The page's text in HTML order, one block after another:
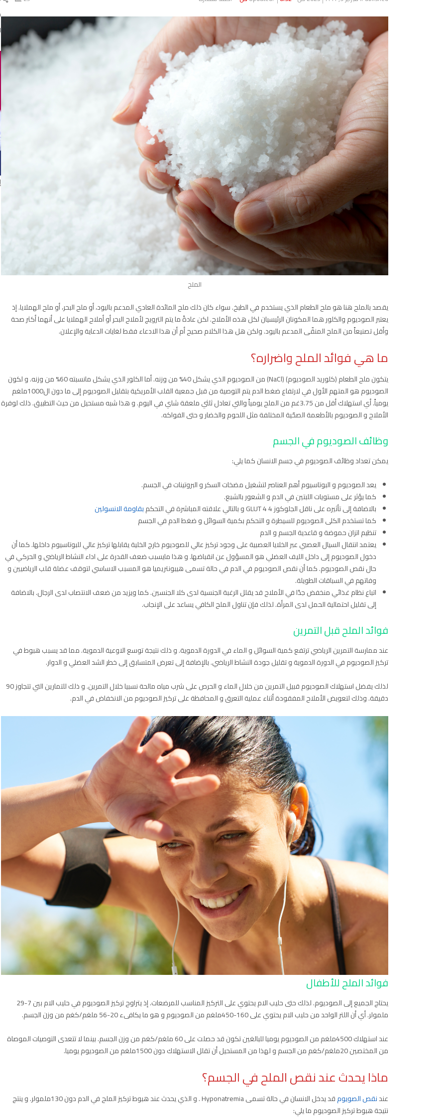
الملح
يقصد بالملح هنا هو ملح الطعام الذي يستخدم في الطبخ. سواء كان ذلك ملح المائدة العادي المدعم باليود، أو ملح البحر، أو ملح الهملايا. إذ
يعتبر الصوديوم والكلور هما المكونان الرئيسيان لكل هذه الأملاح. لكن عادةً ما يتم الترويج لأملاح البحر أو أملاح الهملايا على أنهما أكثر صحة
وأقل تصنيعاً من الملح المنقّى المدعم باليود. ولكن هل هذا الكلام صحيح أم أن هذا الادعاء فقط لغايات الدعاية والإعلان.
ما هي فوائد الملح واضراره؟
يتكون ملح الطعام (كلوريد الصوديوم) (NaCl) من الصوديوم الذي يشكل 40% من وزنه. أما الكلور الذي يشكل مانسبته 60% من وزنه. و لكون
الصوديوم هو المتهم الأول في لارتفاع ضغط الدم يتم التوصية من قبل جمعية القلب الأمريكية بتقليل الصوديوم إلى ما دون ال1000ملغم
يومياً. أي استهلاك أقل من 3.75غم من الملح يومياً والتي تعادل ثلثي ملعقة شاي في اليوم. و هذا شبه مستحيل من حيث التطبيق. ذلك لوفرة
الأملاح و الصوديوم بالأطعمة الصحّية المختلفة مثل اللحوم والخضار و حتى الفواكه.
وظائف الصوديوم في الجسم
يمكن تعداد وظائف الصوديوم في جسم الانسان كما يلي:
يعد الصوديوم و البوتاسيوم أهم العناصر لتشغيل مضخات السكر و البروتينات في الجسم.
كما يؤثر على مستويات اللبتين في الدم و الشعور بالشبع.
بالاضافة إلى تأثيره على ناقل الجلوكوز 4 GLUT 4 و بالتالي علاقته المباشرة في التحكم
بقاومة الانسولين
كما تستخدم الكلى الصوديوم للسيطرة و التحكم بكمية السوائل و ضغط الدم في الجسم
تنظيم اتزان حموضة و قاعدية الجسم و الدم
يعتمد انتقال السيال العصبي عبر الخلايا العصبية على وجود تركيز عالي للصوديوم خارج الخلية يقابلها تركيز عالي للبوتاسيوم داخلها. كما أن
دخول الصوديوم إلى داخل الليف العضلي هو المسؤول عن انقباضها. و هذا مايسبب ضعف القدرة على اداء النشاط الرياضي و الحركي في
حال نقص الصوديوم. كما أن نقص الصوديوم في الدم في حالة تسمى هيبونتريميا هو المسبب الاساسي لتوقف عضلة قلب الرياضيين و
وفاتهم في السباقات الطويلة.
اتباع نظام غذائي منخفض جدًا في الأملاح قد يقلل الرغبة الجنسية لدى كلا الجنسين. كما ويزيد من ضعف الانتصاب لدى الرجال. بالاضافة
إلى تقليل احتمالية الحمل لدى المرأة. لذلك فإن تناول الملح الكافي يساعد على الإنجاب.
فوائد الملح قبل التمرين
عند ممارسة التمرين الرياضي ترتفع كمية السوائل و الماء في الدورة الدموية. و ذلك نتيجة توسع الاوعية الدموية. مما قد يسبب هبوط في
تركيز الصوديوم في الدورة الدموية و تقليل جودة النشاط الرياضي. بالإضافة إلى تعرض المتسابق إلى خطر الشد العضلي و الدوار.
لذلك يفضل استهلاك الصوديوم قبيل التمرين من خلال الماء و الحرص على شرب مياه مالحة نسبيا خلال التمرين. و ذلك للتمارين التي تتجاوز 90
دقيقة. وذلك لتعويض الأملاح المفقودة أثناء عملية التعرق و المحافظة على تركيز الصوديوم من الانخفاض في الدم.
فوائد الملح للأطفال
يحتاج الجميع إلى الصوديوم. لذلك حتى حليب الام يحتوي على التركيز المناسب للمرضعات. إذ يتراوح تركيز الصوديوم في حليب الام بين 7-29
ملمولر. أي أن اللتر الواحد من حليب الام يحتوي على 160-450ملغم من الصوديوم و هو ما يكافىء 20-56 ملغم/كغم من وزن الجسم.
عند استهلاك 4500ملغم من الصوديوم يوميا للبالغين تكون قد حصلت على 60 ملغم/كغم من وزن الجسم. بينما لا تتعدى التوصيات الموصاة
من المختصين 20ملغم/كغم من الجسم و لهذا من المستحيل أن تقلل الاستهلاك دون 1500ملغم من الصوديوم يوميا.
ماذا يحدث عند نقص الملح في الجسم؟
عندنقص الصويوم
قد يدخل الانسان في حالة تسمى Hyponatremia . و الذي يحدث عند هبوط تركيز الملح في الدم دون 130ملمولر. و ينتج
نتيجة هبوط تركيز الصوديوم ما يلي: